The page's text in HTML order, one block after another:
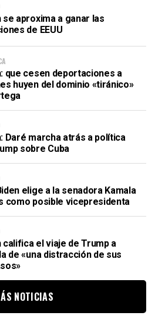
se aproxima a ganar las
de EEUU
que cesen deportaciones a
huyen del dominio «tiránico»
Daré marcha atrás a política
sobre Cuba
elige a la senadora Kamala
como posible vicepresidenta
califica el viaje de Trump a
de «una distracción de sus
NOTICIAS